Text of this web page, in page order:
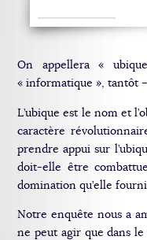
On appellera «
« informatique », tantôt
L’ubique est le nom et
caractère
prendre appui sur
doit-elle être
domination qu’elle
Notre enquête nous a
ne peut agir que dans